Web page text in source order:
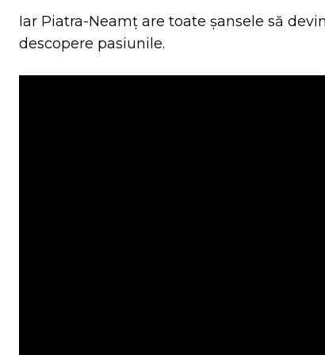
Iar Piatra-Neamț are toate șansele să
descopere pasiunile.